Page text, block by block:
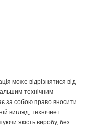
може відрізнятися від
технічним
за собою право вносити
вигляд, технічне і
якість виробу, без